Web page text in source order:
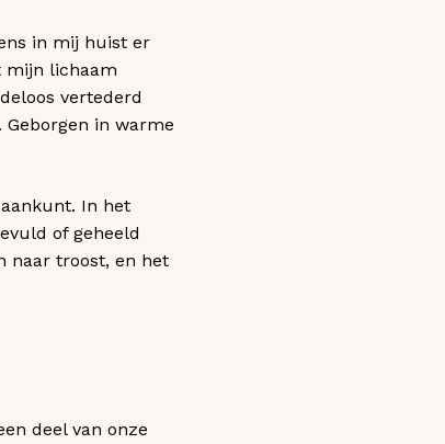
in mij huist er
mijn lichaam
vertederd
in warme
In het
of geheeld
naar troost, en het
deel van onze